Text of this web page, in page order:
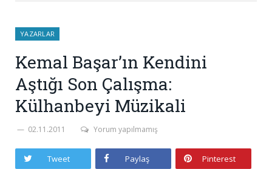
YAZARLAR
Kemal Başar’ın Kendini
Aştığı Son Çalışma:
Külhanbeyi Müzikali
02.11.2011 Yorum yapılmamış
Tweet Paylaş Pinterest